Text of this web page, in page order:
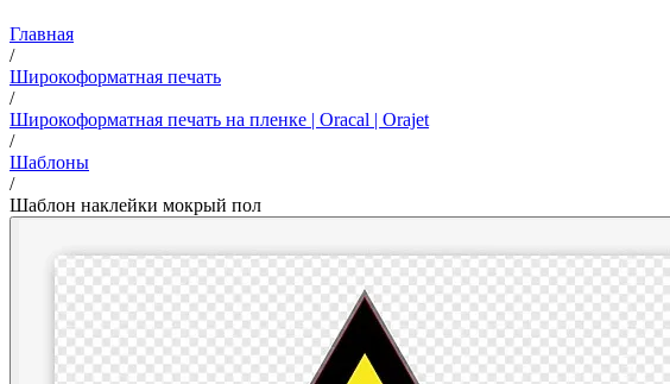
Главная
/
Широкоформатная печать
/
Широкоформатная печать на пленке | Oracal | Orajet
/
Шаблоны
/
Шаблон наклейки мокрый пол